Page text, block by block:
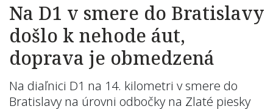
Na D1 v smere do Bratislavy
došlo k nehode áut,
doprava je obmedzená
Na diaľnici D1 na 14. kilometri v smere do
Bratislavy na úrovni odbočky na Zlaté piesky